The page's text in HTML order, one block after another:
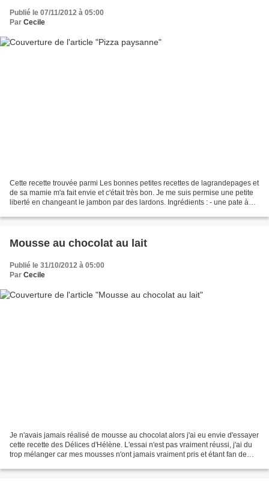
Publié le 07/11/2012 à 05:00
Par Cecile
Cette recette trouvée parmi Les bonnes petites recettes de lagrandepages et
de sa mamie m'a fait envie et c'était très bon. Je me suis permise une petite
liberté en changeant le jambon par des lardons. Ingrédients : - une pate à
Mousse au chocolat au lait
Publié le 31/10/2012 à 05:00
Par Cecile
Je n'avais jamais réalisé de mousse au chocolat alors j'ai eu envie d'essayer
cette recette des Délices d'Hélène. L'essai n'est pas vraiment réussi, j'ai du
trop mélanger car mes mousses n'ont jamais vraiment pris et étant fan de